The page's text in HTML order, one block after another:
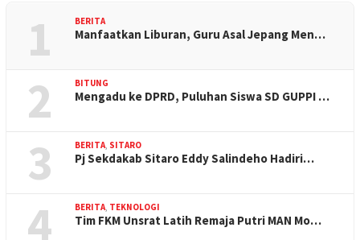
1 BERITA
Manfaatkan Liburan, Guru Asal Jepang Men…
2 BITUNG
Mengadu ke DPRD, Puluhan Siswa SD GUPPI …
3 BERITA SITARO
Pj Sekdakab Sitaro Eddy Salindeho Hadiri…
4 BERITA TEKNOLOGI
Tim FKM Unsrat Latih Remaja Putri MAN Mo…